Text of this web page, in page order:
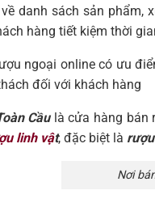
danh sách sản phẩm,
hàng tiết kiệm thời
ngoại online có ưu
đối với khách hàng
Cầulà cửa hàng bán
linh vật, đặc biệt là
Nơi